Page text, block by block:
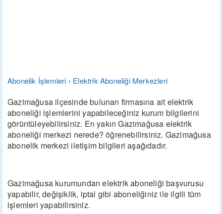
Abonelik İşlemleri › Elektrik Aboneliği Merkezleri
Gazimağusa ilçesinde bulunan firmasına ait elektrik
aboneliği işlemlerini yapabileceğiniz kurum bilgilerini
görüntüleyebilirsiniz. En yakın Gazimağusa elektrik
aboneliği merkezi nerede? öğrenebilirsiniz. Gazimağusa
abonelik merkezi iletişim bilgileri aşağıdadır.
Gazimağusa kurumundan elektrik aboneliği başvurusu
yapabilir, değişiklik, iptal gibi aboneliğiniz ile ilgili tüm
işlemleri yapabilirsiniz.